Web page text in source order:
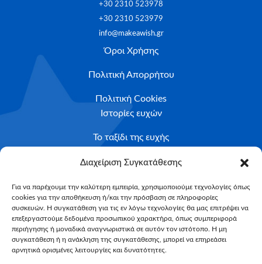
Διαχείριση Συγκατάθεσης
Για να παρέχουμε την καλύτερη εμπειρία, χρησιμοποιούμε τεχνολογίες όπως
cookies για την αποθήκευση ή/και την πρόσβαση σε πληροφορίες
συσκευών. Η συγκατάθεση για τις εν λόγω τεχνολογίες θα μας επιτρέψει να
επεξεργαστούμε δεδομένα προσωπικού χαρακτήρα, όπως συμπεριφορά
περιήγησης ή μοναδικά αναγνωριστικά σε αυτόν τον ιστότοπο. Η μη
συγκατάθεση ή η ανάκληση της συγκατάθεσης, μπορεί να επηρεάσει
αρνητικά ορισμένες λειτουργίες και δυνατότητες.
+30 2310 523978
+30 2310 523979
info@makeawish.gr
Όροι Χρήσης
Πολιτική Απορρήτου
Πολιτική Cookies
Ιστορίες ευχών
Το ταξίδι της ευχής
Κριτήρια Καταλληλότητας
Υποβολή Αιτήματος
NEWSLETTER
Email*